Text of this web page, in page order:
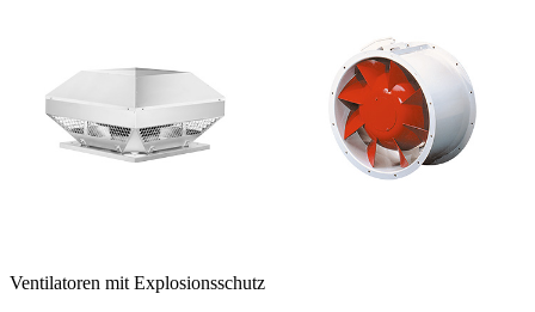
Ventilatoren mit Explosionsschutz